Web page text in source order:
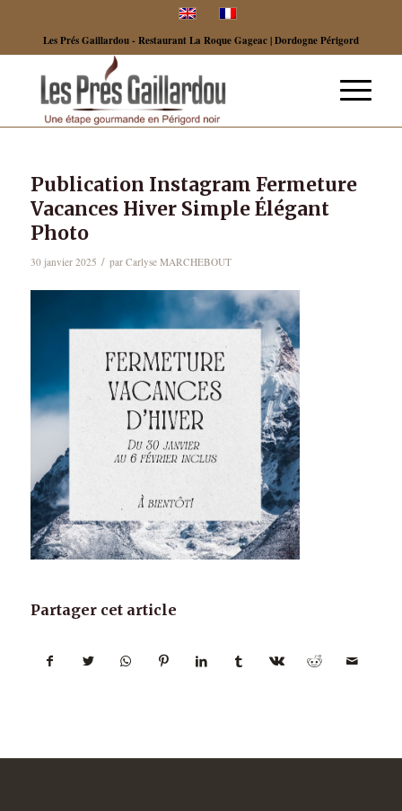
Les Prés Gaillardou - Restaurant La Roque Gageac | Dordogne Périgord
Publication Instagram Fermeture
Vacances Hiver Simple Élégant
Photo
30 janvier 2025 / par Carlyse MARCHEBOUT
Partager cet article